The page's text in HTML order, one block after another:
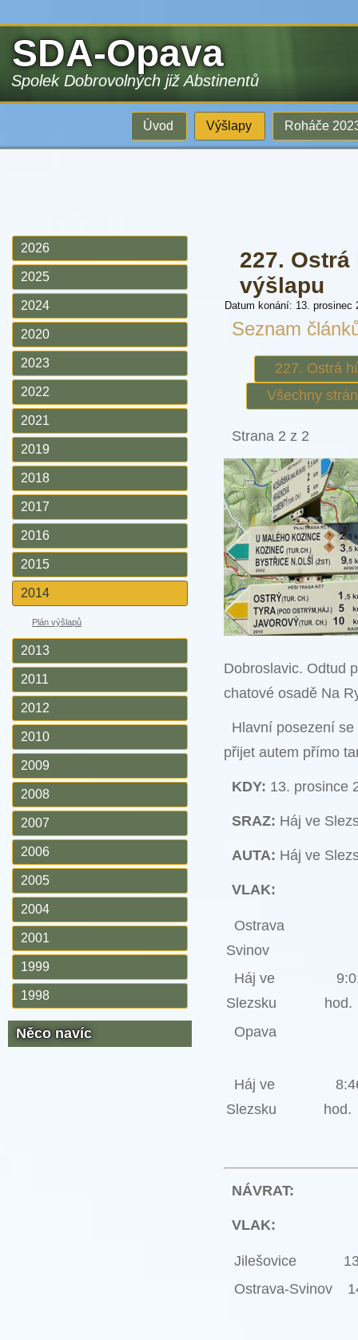
SDA-Opava
Spolek Dobrovolných již Abstinentů
Úvod Výšlapy Roháče
2026
2025
2024
2020
2023
2022
2021
2019
2018
2017
2016
2015
2014
Plán výšlapů
2013
2011
2012
2010
2009
2008
2007
2006
2005
2004
2001
1999
1998
Něco navíc
227.
výšlapu
Datum konání: 13. prosinec
Seznam
227. Ostrá
Všechny
Strana 2 z 2
Dobroslavic. Odtud
chatové osadě Na
Hlavní posezení
přijet autem přímo
KDY: 13. prosince
SRAZ: Háj ve
AUTA: Háj ve
VLAK:
Ostrava
Svinov
Háj ve
Slezsku
hod.
Opava
Háj ve
Slezsku
hod.
NÁVRAT:
VLAK:
Jilešovice
Ostrava-Svinov